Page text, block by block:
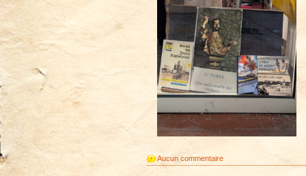
Aucun commentaire